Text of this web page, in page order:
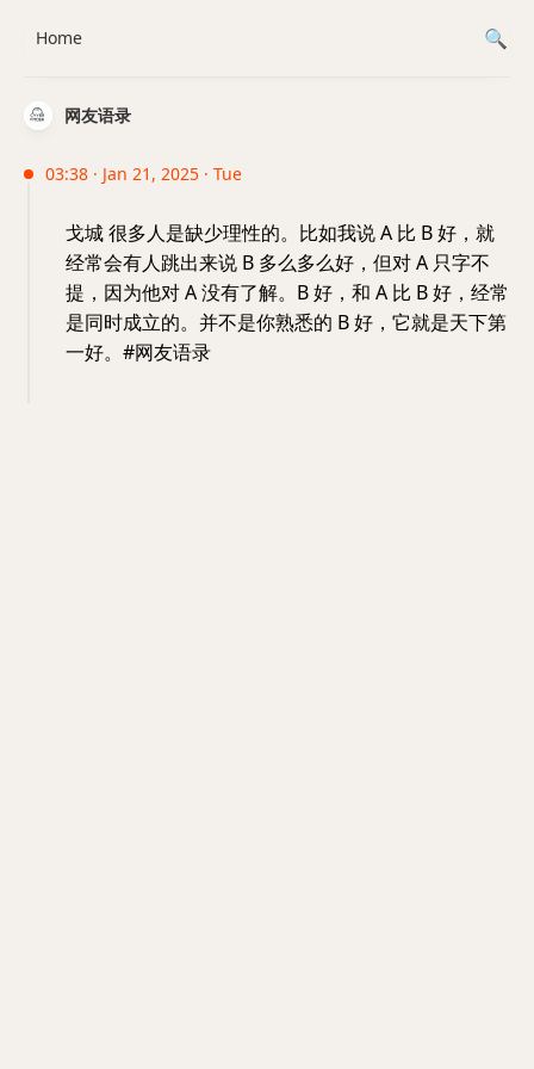
网友语录
03:38 · Jan 21, 2025 · Tue
戈城 很多人是缺少理性的。比如我说 A 比 B 好，就
经常会有人跳出来说 B 多么多么好，但对 A 只字不
提，因为他对 A 没有了解。B 好，和 A 比 B 好，经常
是同时成立的。并不是你熟悉的 B 好，它就是天下第
一好。#网友语录
Home